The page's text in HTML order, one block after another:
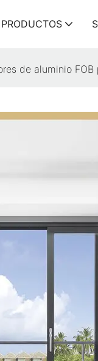
PRODUCTOS
de aluminio FOB